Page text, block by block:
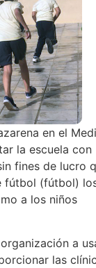
en el
la escuela con
fines de lucro
fútbol (fútbol)
a los niños
a
las